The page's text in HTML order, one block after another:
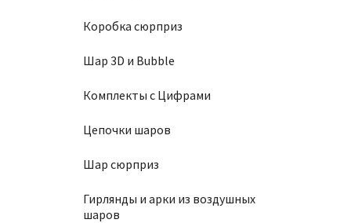
Коробка сюрприз
Шар 3D и Bubble
Комплекты с Цифрами
Цепочки шаров
Шар сюрприз
Гирлянды и арки из воздушных
шаров